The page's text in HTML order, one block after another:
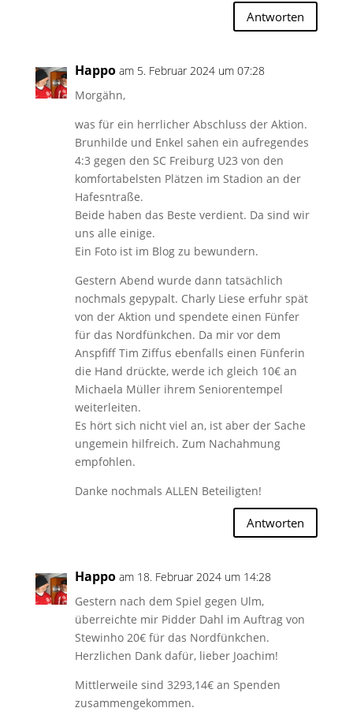
Antworten
Happo am 5. Februar 2024 um 07:28
Morgähn,
was für ein herrlicher Abschluss der Aktion.
Brunhilde und Enkel sahen ein aufregendes
4:3 gegen den SC Freiburg U23 von den
komfortabelsten Plätzen im Stadion an der
Hafesntraße.
Beide haben das Beste verdient. Da sind wir
uns alle einige.
Ein Foto ist im Blog zu bewundern.
Gestern Abend wurde dann tatsächlich
nochmals gepypalt. Charly Liese erfuhr spät
von der Aktion und spendete einen Fünfer
für das Nordfünkchen. Da mir vor dem
Anspfiff Tim Ziffus ebenfalls einen Fünferin
die Hand drückte, werde ich gleich 10€ an
Michaela Müller ihrem Seniorentempel
weiterleiten.
Es hört sich nicht viel an, ist aber der Sache
ungemein hilfreich. Zum Nachahmung
empfohlen.
Danke nochmals ALLEN Beteiligten!
Antworten
Happo am 18. Februar 2024 um 14:28
Gestern nach dem Spiel gegen Ulm,
überreichte mir Pidder Dahl im Auftrag von
Stewinho 20€ für das Nordfünkchen.
Herzlichen Dank dafür, lieber Joachim!
Mittlerweile sind 3293,14€ an Spenden
zusammengekommen.